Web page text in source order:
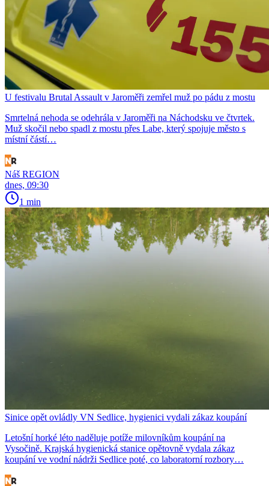
U festivalu Brutal Assault v Jaroměři zemřel muž po pádu z mostu
Smrtelná nehoda se odehrála v Jaroměři na Náchodsku ve čtvrtek.
Muž skočil nebo spadl z mostu přes Labe, který spojuje město s
místní částí…
Náš REGION
dnes, 09:30
1 min
Sinice opět ovládly VN Sedlice, hygienici vydali zákaz koupání
Letošní horké léto naděluje potíže milovníkům koupání na
Vysočině. Krajská hygienická stanice opětovně vydala zákaz
koupání ve vodní nádrži Sedlice poté, co laboratorní rozbory…